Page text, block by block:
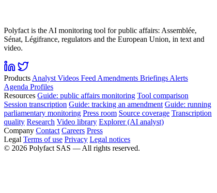
Polyfact is the AI monitoring tool for public affairs: Assemblée,
Sénat, Légifrance, regulators and the European Union, in text and
video.
Products Analyst Videos Feed Amendments Briefings Alerts
Agenda Profiles
Resources Guide: public affairs monitoring Tool comparison
Session transcription Guide: tracking an amendment Guide: running
parliamentary monitoring Press room Source coverage Transcription
quality Research Video library Explorer (AI analyst)
Company Contact Careers Press
Legal Terms of use Privacy Legal notices
© 2026 Polyfact SAS — All rights reserved.